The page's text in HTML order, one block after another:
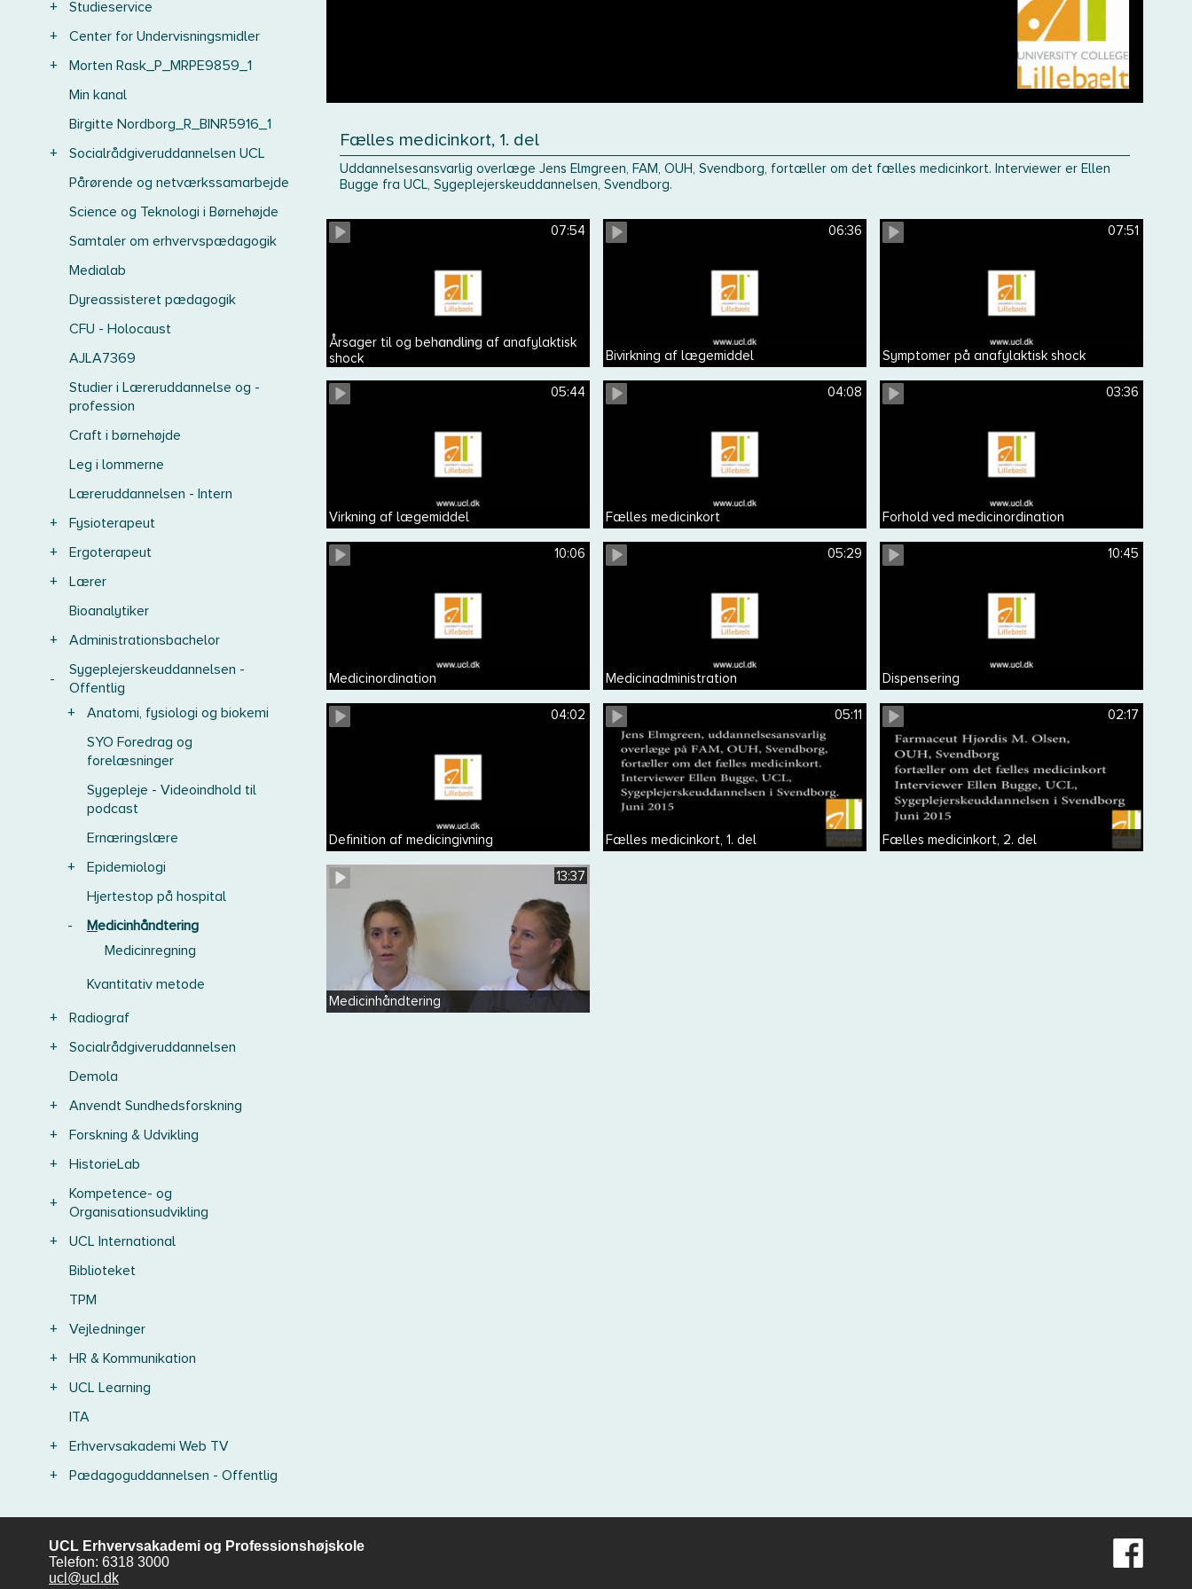
+
Studieservice
+
Center for Undervisningsmidler
+
Morten Rask_P_MRPE9859_1
Min kanal
Birgitte Nordborg_R_BINR5916_1
+
Socialrådgiveruddannelsen UCL
Pårørende og netværkssamarbejde
Science og Teknologi i Børnehøjde
Samtaler om erhvervspædagogik
Medialab
Dyreassisteret pædagogik
CFU - Holocaust
AJLA7369
Studier i Læreruddannelse og -
profession
Craft i børnehøjde
Leg i lommerne
Læreruddannelsen - Intern
+
Fysioterapeut
+
Ergoterapeut
+
Lærer
Bioanalytiker
+
Administrationsbachelor
-
Sygeplejerskeuddannelsen -
Offentlig
+
Anatomi, fysiologi og biokemi
SYO Foredrag og
forelæsninger
Sygepleje - Videoindhold til
podcast
Ernæringslære
+
Epidemiologi
Hjertestop på hospital
-
Medicinhåndtering
Medicinregning
Kvantitativ metode
+
Radiograf
+
Socialrådgiveruddannelsen
Demola
+
Anvendt Sundhedsforskning
+
Forskning & Udvikling
+
HistorieLab
+
Kompetence- og
Organisationsudvikling
+
UCL International
Biblioteket
TPM
+
Vejledninger
+
HR & Kommunikation
+
UCL Learning
ITA
+
Erhvervsakademi Web TV
+
Pædagoguddannelsen - Offentlig
Fælles medicinkort, 1. del
Uddannelsesansvarlig overlæge Jens Elmgreen, FAM, OUH, Svendborg, fortæller om det fælles medicinkort. Interviewer er Ellen
Bugge fra UCL, Sygeplejerskeuddannelsen, Svendborg.
07:54
Årsager til og behandling af anafylaktisk
shock
06:36
Bivirkning af lægemiddel
07:51
Symptomer på anafylaktisk shock
05:44
Virkning af lægemiddel
04:08
Fælles medicinkort
03:36
Forhold ved medicinordination
10:06
Medicinordination
05:29
Medicinadministration
10:45
Dispensering
04:02
Definition af medicingivning
05:11
Fælles medicinkort, 1. del
02:17
Fælles medicinkort, 2. del
13:37
Medicinhåndtering
UCL Erhvervsakademi og Professionshøjskole
Telefon: 6318 3000
ucl@ucl.dk